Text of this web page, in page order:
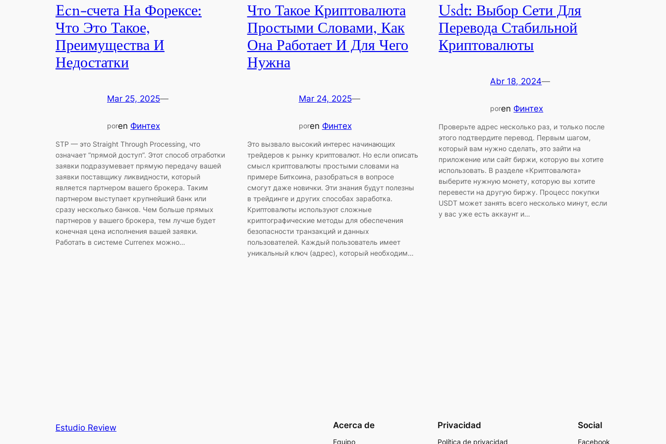
Ecn-счета На Форексе:
Что Это Такое,
Преимущества И
Недостатки
Mar 25, 2025—
poren Финтех
STP — это Straight Through Processing, что
означает “прямой доступ”. Этот способ отработки
заявки подразумевает прямую передачу вашей
заявки поставщику ликвидности, который
является партнером вашего брокера. Таким
партнером выступает крупнейший банк или
сразу несколько банков. Чем больше прямых
партнеров у вашего брокера, тем лучше будет
конечная цена исполнения вашей заявки.
Работать в системе Currenex можно…
Что Такое Криптовалюта
Простыми Словами, Как
Она Работает И Для Чего
Нужна
Mar 24, 2025—
poren Финтех
Это вызвало высокий интерес начинающих
трейдеров к рынку криптовалют. Но если описать
смысл криптовалюты простыми словами на
примере Биткоина, разобраться в вопросе
смогут даже новички. Эти знания будут полезны
в трейдинге и других способах заработка.
Криптовалюты используют сложные
криптографические методы для обеспечения
безопасности транзакций и данных
пользователей. Каждый пользователь имеет
уникальный ключ (адрес), который необходим…
Usdt: Выбор Сети Для
Перевода Стабильной
Криптовалюты
Abr 18, 2024—
poren Финтех
Проверьте адрес несколько раз, и только после
этого подтвердите перевод. Первым шагом,
который вам нужно сделать, это зайти на
приложение или сайт биржи, которую вы хотите
использовать. В разделе «Криптовалюта»
выберите нужную монету, которую вы хотите
перевести на другую биржу. Процесс покупки
USDT может занять всего несколько минут, если
у вас уже есть аккаунт и…
Estudio Review Acerca de
Equipo
Privacidad
Política de privacidad
Social
Facebook